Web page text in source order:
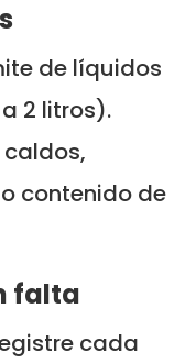
de líquidos
2 litros).
contenido de
falta
cada